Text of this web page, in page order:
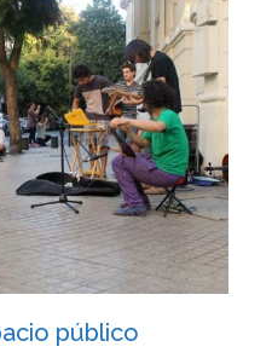
público